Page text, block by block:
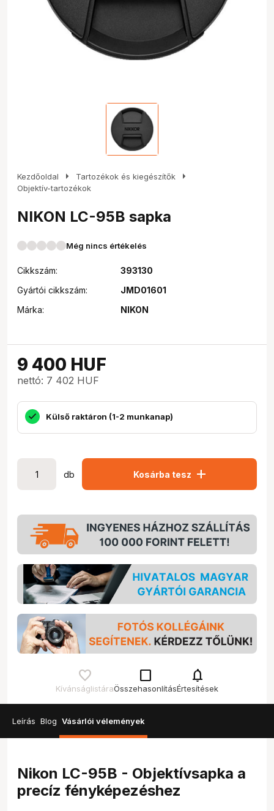
Kezdőoldal arrow_right Tartozékok és kiegészítők arrow_right
Objektív-tartozékok
NIKON LC-95B sapka
Még nincs értékelés
Cikkszám:
393130
Gyártói cikkszám:
JMD01601
Márka:
NIKON
9 400 HUF
nettó: 7 402 HUF
Külső raktáron (1-2 munkanap)
db Kosárba tesz add
Kívánságlistára
check_box_outline_blank
Összehasonlítás
notifications
Értesítések
Leírás Blog Vásárlói vélemények
Nikon LC-95B - Objektívsapka a
precíz fényképezéshez